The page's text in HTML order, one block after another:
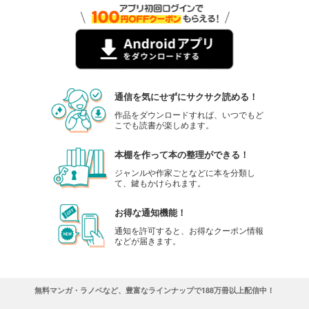
通信を気にせずにサクサク読める！
作品をダウンロードすれば、いつでもど
こでも読書が楽しめます。
本棚を作って本の整理ができる！
ジャンルや作家ごとなどに本を分類し
て、鍵もかけられます。
お得な通知機能！
通知を許可すると、お得なクーポン情報
などが届きます。
無料マンガ・ラノベなど、豊富なラインナップで188万冊以上配信中！